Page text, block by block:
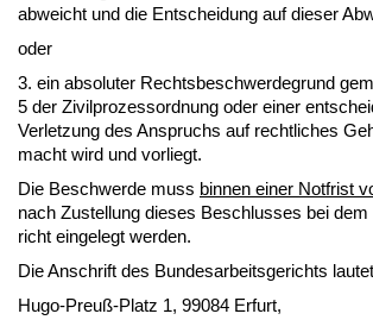
ab­weicht und die Ent­schei­dung auf die­ser
oder
3. ein ab­so­lu­ter Rechts­be­schwer­de­grund
5 der Zi­vil­pro­zess­ord­nung oder ei­ner
Ver­let­zung des An­spruchs auf recht­li­ches
macht wird und vor­liegt.
Die Be­schwer­de muss bin­nen ei­ner Not­frist
nach Zu­stel­lung die­ses Be­schlus­ses bei
richt ein­ge­legt wer­den.
Die An­schrift des Bun­des­ar­beits­ge­richts
Hu­go-Preuß-Platz 1, 99084 Er­furt,